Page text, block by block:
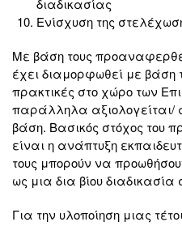
διαδικασίας
Ενίσχυση της
Με βάση τους
έχει διαμορφωθεί με βάση
πρακτικές στο χώρο των
παράλληλα αξιολογείται/
βάση. Βασικός στόχος του
είναι η ανάπτυξη
τους μπορούν να
ως μια δια βίου διαδικασία
Για την υλοποίηση μιας